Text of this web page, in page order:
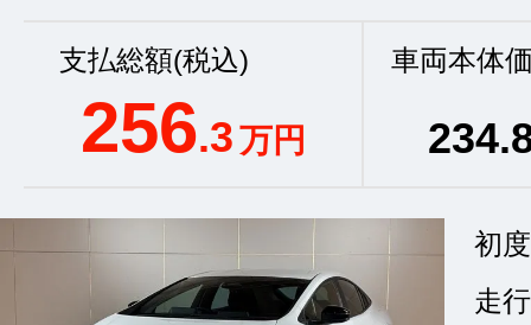
支払総額(税込)
256.3万円
車両本体
234
初
走